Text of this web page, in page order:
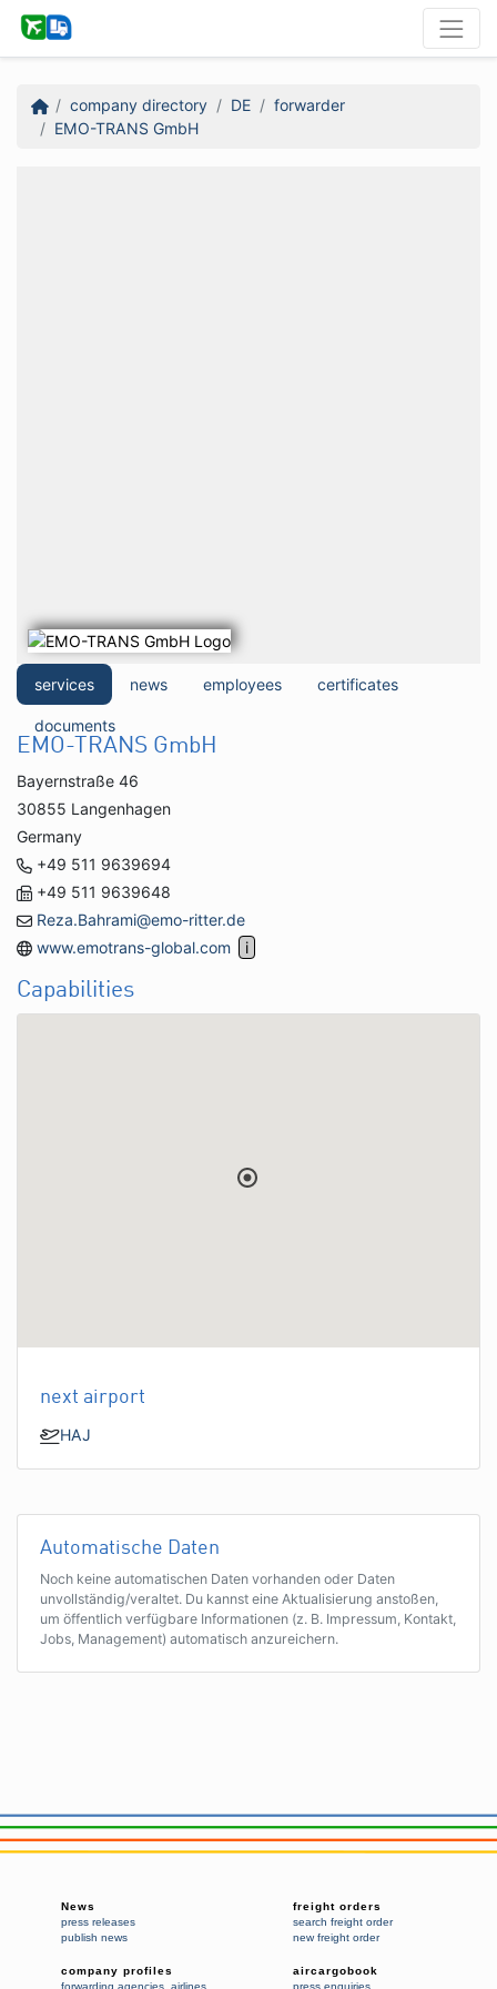
company directory DE
forwarder
EMO-TRANS GmbH
services news employees certificates
documents
EMO-TRANS GmbH
Bayernstraße 46
30855 Langenhagen
Germany
+49 511 9639694
+49 511 9639648
Reza.Bahrami@emo-ritter.de
www.emotrans-global.com
Capabilities
next airport
HAJ
Automatische Daten
Noch keine automatischen Daten vorhanden oder Daten
unvollständig/veraltet. Du kannst eine Aktualisierung anstoßen,
um öffentlich verfügbare Informationen (z. B. Impressum, Kontakt,
Jobs, Management) automatisch anzureichern.
News
press releases
publish news
freight orders
search freight order
new freight order
company profiles
forwarding agencies airlines
aircargobook
press enquiries